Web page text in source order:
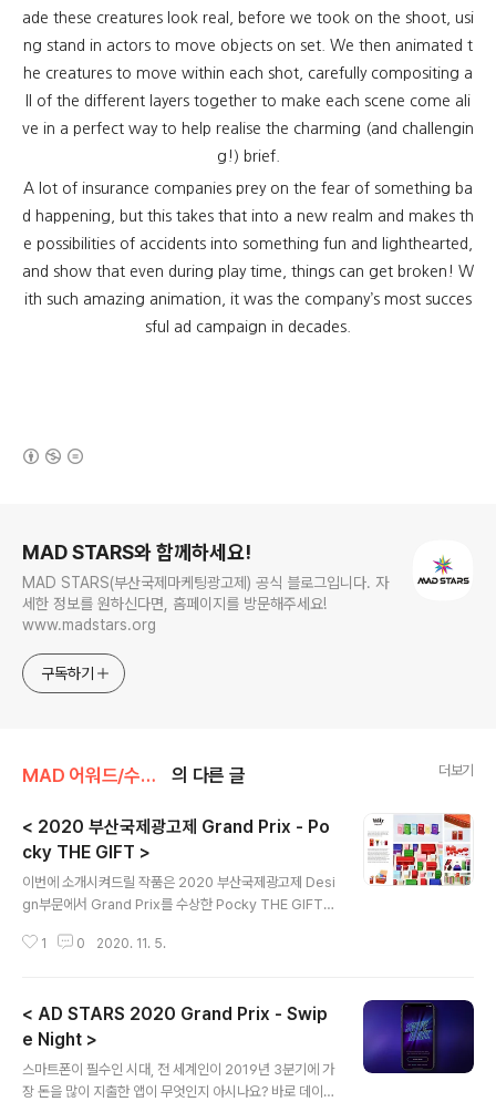
ade these creatures look real, before we took on the shoot, usi
ng stand in actors to move objects on set. We then animated t
he creatures to move within each shot, carefully compositing a
ll of the different layers together to make each scene come ali
ve in a perfect way to help realise the charming (and challengin
g!) brief.
A lot of insurance companies prey on the fear of something ba
d happening, but this takes that into a new realm and makes th
e possibilities of accidents into something fun and lighthearted,
and show that even during play time, things can get broken! W
ith such amazing animation, it was the company’s most succes
sful ad campaign in decades.
MAD STARS와 함께하세요!
MAD STARS(부산국제마케팅광고제) 공식 블로그입니다. 자
세한 정보를 원하신다면, 홈페이지를 방문해주세요!
www.madstars.org
구독하기
MAD 어워드/수상작 의 다른 글 더보기
< 2020 부산국제광고제 Grand Prix - Po
cky THE GIFT >
이번에 소개시켜드릴 작품은 2020 부산국제광고제 Desi
gn부문에서 Grand Prix를 수상한 Pocky THE GIFT입
하시나요? 한국엔 빼빼로가 있다면, 일본에선 초콜릿 스낵
소년, 가족에 대한 판매는 꾸준히 강세를 보였지만 청년층
에 대한 판매는 상대적으로 저조했습니다. 그래서 포키는
청년층을 겨냥하며 판매를 증가시킬 수 있는 방법을 찾고
자 했는데요. 포키가 생각해낸 해결책은 바로? 패키지 리브
1 0 2020. 11. 5.
< AD STARS 2020 Grand Prix - Swip
e Night >
스마트폰이 필수인 시대, 전 세계인이 2019년 3분기에 가
장 돈을 많이 지출한 앱이 무엇인지 아시나요? 바로 데이팅